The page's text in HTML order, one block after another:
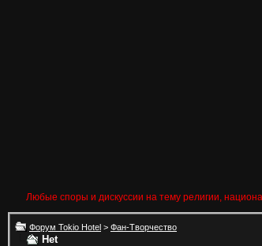
Любые споры и дискуссии на тему религии,
Форум Tokio Hotel > Фан-Творчество
Het